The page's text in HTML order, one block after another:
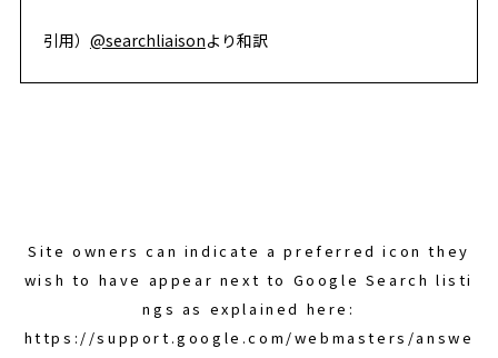
引用） @searchliaisonより和訳
Site owners can indicate a preferred icon they
wish to have appear next to Google Search listi
ngs as explained here:
https://support.google.com/webmasters/answe